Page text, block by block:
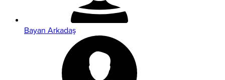
Bayan Arkadaş